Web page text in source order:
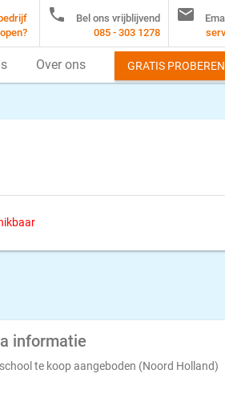
informatie
te koop aangeboden (Noord Holland)

Bel ons vrijblijvend
085 - 303 1278

Over ons GRATIS PROBEREN